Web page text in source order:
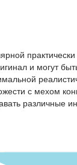
и могут
с мехом
различные